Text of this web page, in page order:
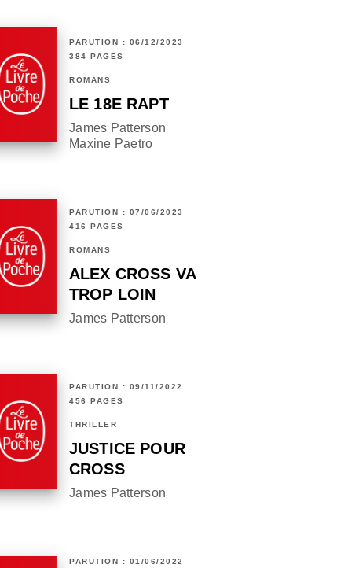
PARUTION : 06/12/2023
384 PAGES
ROMANS
LE 18E RAPT
James Patterson
Maxine Paetro
PARUTION : 07/06/2023
416 PAGES
ROMANS
ALEX CROSS VA
TROP LOIN
James Patterson
PARUTION : 09/11/2022
456 PAGES
THRILLER
JUSTICE POUR
CROSS
James Patterson
PARUTION : 01/06/2022